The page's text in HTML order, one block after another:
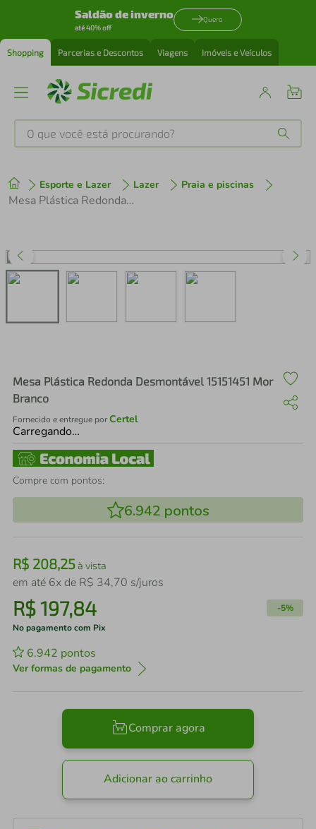
Saldão de inverno
até 40% off
Quero
Shopping Parcerias e Descontos Viagens Imóveis e Veículos
O que você está procurando?
Esporte e Lazer Lazer Praia e piscinas
Mesa Plástica Redonda Desmontável 15151451 Mor Branco
Mesa Plástica Redonda Desmontável 15151451 Mor
Branco
Fornecido e entregue porCertel
Carregando…
Compre com pontos:
6.942 pontos
R$ 208,25à vista
em até 6x de R$ 34,70 s/juros
R$197,84 -5%
No pagamento com Pix
6.942 pontos
Ver formas de pagamento
Comprar agora
Adicionar ao carrinho
1º tenis
perfume